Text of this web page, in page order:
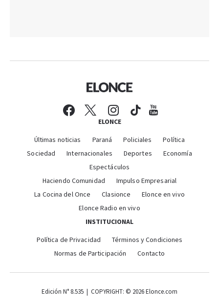
ELONCE
Últimas noticias Paraná Policiales
Política
Sociedad
Internacionales Deportes
Economía
Espectáculos
Haciendo Comunidad
Impulso Empresarial
La Cocina del Once
Clasionce
Elonce en vivo
Elonce Radio en vivo
INSTITUCIONAL
Política de Privacidad
Términos y Condiciones
Normas de Participación
Contacto
Edición N° 8.535 | COPYRIGHT: © 2026 Elonce.com